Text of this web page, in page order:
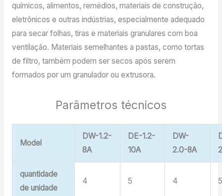
químicos, alimentos, remédios, materiais de construção,
eletrônicos e outras indústrias, especialmente adequado
para secar folhas, tiras e materiais granulares com boa
ventilação. Materiais semelhantes a pastas, como tortas
de filtro, também podem ser secos após serem
formados por um granulador ou extrusora.
Parâmetros técnicos
Model
DW-1.2-
8A
DE-1.2-
10A
DW-
2.0-8A
quantidade
de unidade
4 5 4